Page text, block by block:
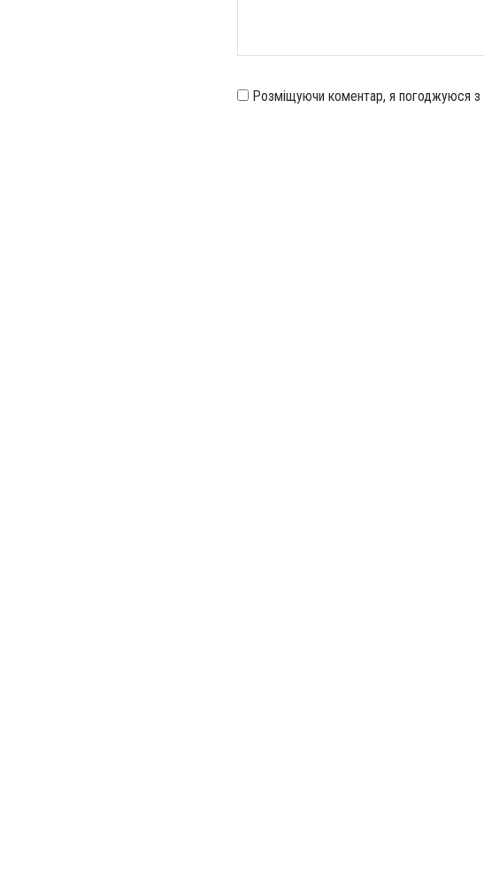
Розміщуючи коментар, я погоджуюся з